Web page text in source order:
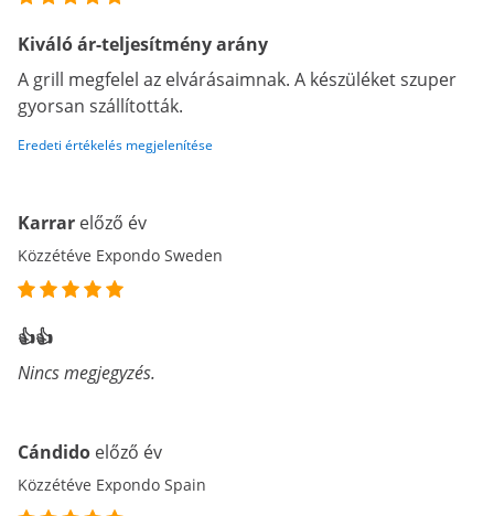
Kiváló ár-teljesítmény arány
A grill megfelel az elvárásaimnak. A készüléket szuper
gyorsan szállították.
Eredeti értékelés megjelenítése
Karrar előző év
Közzétéve Expondo Sweden
👍👍
Nincs megjegyzés.
Cándido előző év
Közzétéve Expondo Spain